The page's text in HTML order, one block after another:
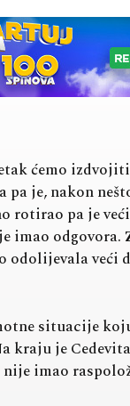
ćemo
je, nakon
rotirao pa je
imao odgovora.
situacije
kraju je
imao